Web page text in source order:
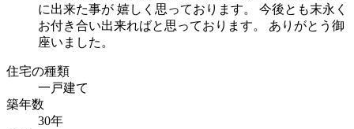
に出来た事が 嬉しく思っております。 今後とも末永く
お付き合い出来ればと思っております。 ありがとう御
座いました。
住宅の種類
一戸建て
築年数
30年